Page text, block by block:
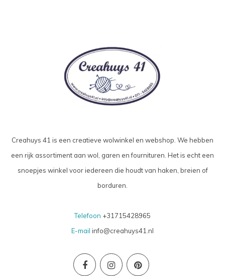
Creahuys 41 is een creatieve wolwinkel en webshop. We hebben
een rijk assortiment aan wol, garen en fournituren. Het is echt een
snoepjes winkel voor iedereen die houdt van haken, breien of
borduren.
Telefoon +31715428965
E-mail info@creahuys41.nl